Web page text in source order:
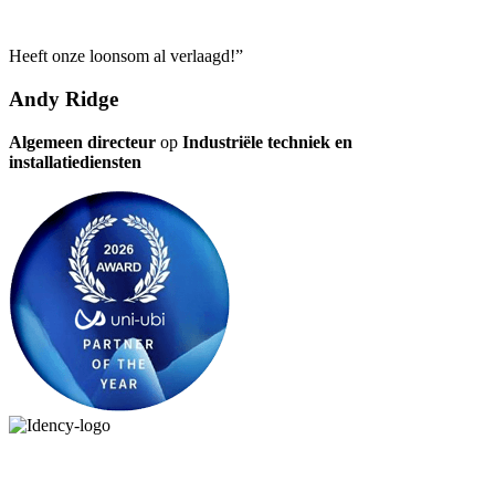
Heeft onze loonsom al verlaagd!”
Andy Ridge
Algemeen directeur op Industriële techniek en
installatiediensten